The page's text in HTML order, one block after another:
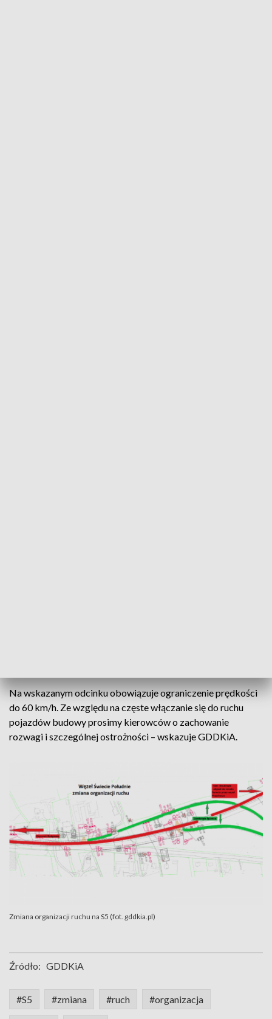
Na wskazanym odcinku obowiązuje ograniczenie prędkości
do 60 km/h. Ze względu na częste włączanie się do ruchu
pojazdów budowy prosimy kierowców o zachowanie
rozwagi i szczególnej ostrożności – wskazuje GDDKiA.
Zmiana organizacji ruchu na S5 (fot. gddkia.pl)
Źródło: GDDKiA
#S5 #zmiana #ruch #organizacja